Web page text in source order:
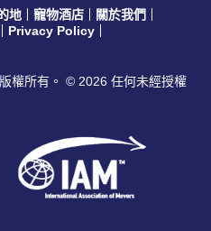
地 寵物酒店
關於我們
Privacy Policy
權所有。 © 2026 任何未經授權